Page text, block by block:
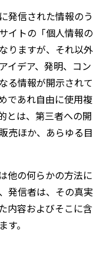
発信された情報のう
イトの「個人情報の
りますが、それ以外
イデア、発明、コン
る情報が開示されて
であれ自由に使用複
とは、第三者への開
売ほか、あらゆる目
他の何らかの方法に
発信者は、その真実
内容およびそこに含
す。